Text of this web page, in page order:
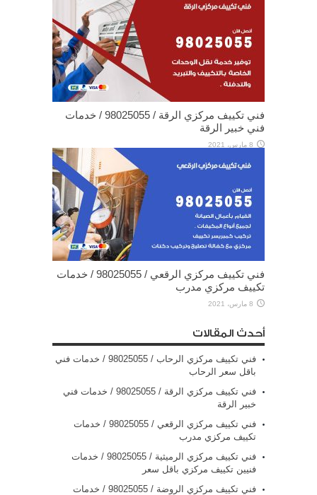
فني تكييف مركزي الرقة / 98025055 / خدمات
فني خبير الرقة
8 مارس، 2021
فني تكييف مركزي الرقعي / 98025055 / خدمات
تكييف مركزي مدرب
8 مارس، 2021
أحدث المقالات
فني تكييف مركزي الرحاب / 98025055 / خدمات فني
باقل سعر الرحاب
فني تكييف مركزي الرقة / 98025055 / خدمات فني
خبير الرقة
فني تكييف مركزي الرقعي / 98025055 / خدمات
تكييف مركزي مدرب
فني تكييف مركزي الرميثية / 98025055 / خدمات
فنيين تكييف مركزي باقل سعر
فني تكييف مركزي الروضة / 98025055 / خدمات